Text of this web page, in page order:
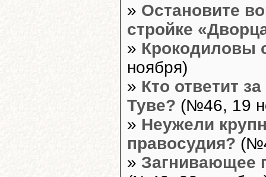
» Остановите
стройке
» Крокодиловы
ноября)
» Кто ответит
Туве? (№46, 19
» Неужели
правосудия?
» Загнивающее